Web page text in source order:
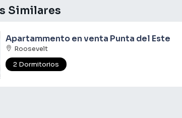
Similares
Apartammento en venta Punta del Este
Roosevelt
2 Dormitorios